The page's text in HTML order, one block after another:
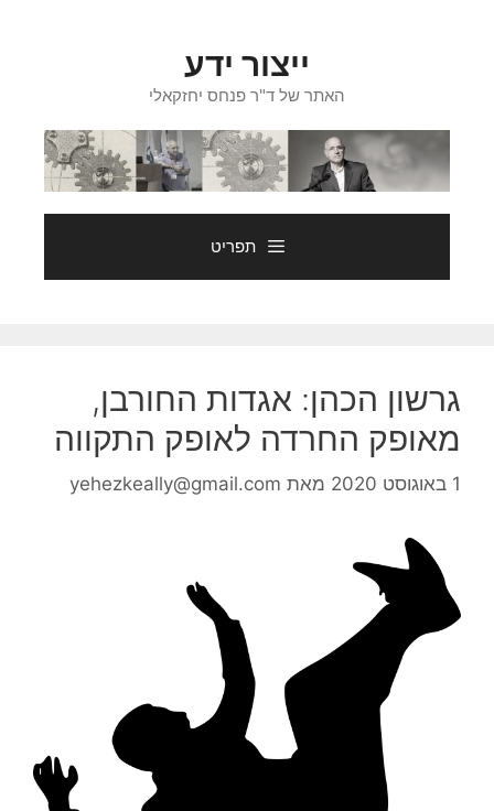
ייצור ידע
האתר של ד"ר פנחס יחזקאלי
תפריט
גרשון הכהן: אגדות החורבן,
מאופק החרדה לאופק התקווה
1 באוגוסט 2020 מאת yehezkeally@gmail.com